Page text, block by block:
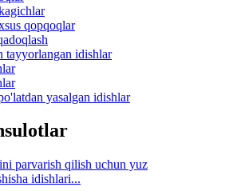
qopqoqlar
tayyorlangan idishlar
yasalgan idishlar